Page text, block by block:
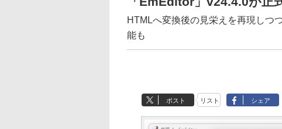
HTMLへ変換後の見栄えを再現しつ
能も
ポスト リスト シェア